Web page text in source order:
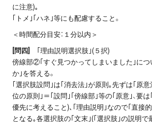
に注意)｡
｢トメ｣｢ハネ｣等にも配慮すること。
＜時間配分目安：１分以内＞
[問四]
｢理由説明選択肢｣(５択)
傍線部②｢すぐ見つかってしまいました｣につ
か｣を答える。
｢選択肢設問｣は｢消去法｣が原則｡先ずは｢原
位の原則｣＝｢設問｣｢傍線部｣等の｢原意｣、要
優先に考えること)､｢理由説明｣なので｢直接
となる｡各選択肢の｢文末｣(｢選択肢｣の説明で